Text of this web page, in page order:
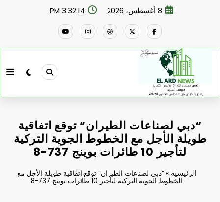
8 أغسطس، 2026 3:32:15 PM
“دبي لصناعات الطيران” توقع اتفاقية
طويلة الأجل مع الخطوط الجوية التركية
لتأجير 10 طائرات بوينج 737-8
الرئيسية »“دبي لصناعات الطيران” توقع اتفاقية طويلة الأجل مع
الخطوط الجوية التركية لتأجير 10 طائرات بوينج 737-8